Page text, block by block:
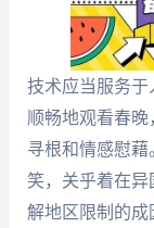
技术应当服务于
顺畅地观看春
寻根和情感慰
笑，关乎着在
解地区限制的成